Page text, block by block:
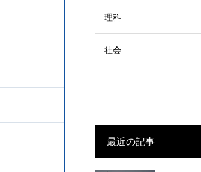
理科
社会
最近の記事